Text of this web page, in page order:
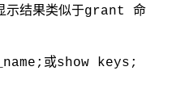
示结果类似于grant 命
或show keys;